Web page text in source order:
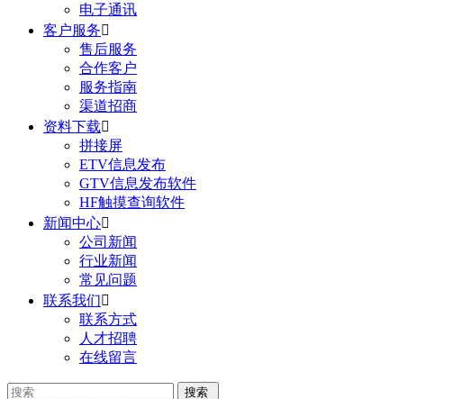
电子通讯
客户服务
售后服务
合作客户
服务指南
渠道招商
资料下载
拼接屏
ETV信息发布
GTV信息发布软件
HF触摸查询软件
新闻中心
公司新闻
行业新闻
常见问题
联系我们
联系方式
人才招聘
在线留言